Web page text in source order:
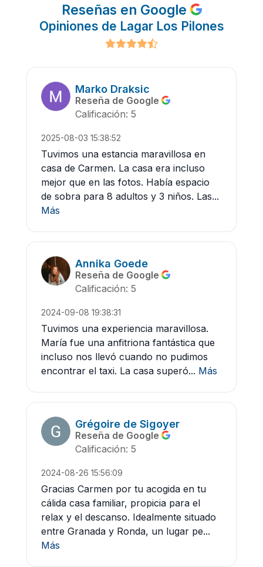
Reseñas en Google
Opiniones de Lagar Los Pilones
Marko Draksic
Reseña de Google
Calificación: 5
2025-08-03 15:38:52
Tuvimos una estancia maravillosa en
casa de Carmen. La casa era incluso
mejor que en las fotos. Había espacio
de sobra para 8 adultos y 3 niños. Las...
Más
Annika Goede
Reseña de Google
Calificación: 5
2024-09-08 19:38:31
Tuvimos una experiencia maravillosa.
María fue una anfitriona fantástica que
incluso nos llevó cuando no pudimos
encontrar el taxi. La casa superó... Más
Grégoire de Sigoyer
Reseña de Google
Calificación: 5
2024-08-26 15:56:09
Gracias Carmen por tu acogida en tu
cálida casa familiar, propicia para el
relax y el descanso. Idealmente situado
entre Granada y Ronda, un lugar pe...
Más